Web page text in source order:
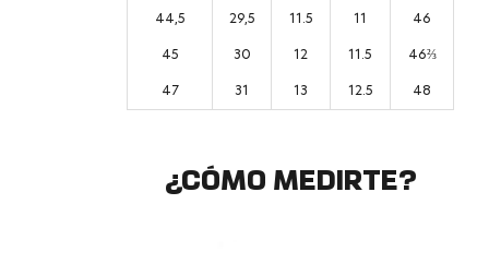
44,5 29,5 11.5 11 46
45 30 12 11.5 46⅔
47 31 13 12.5 48
¿CÓMO MEDIRTE?